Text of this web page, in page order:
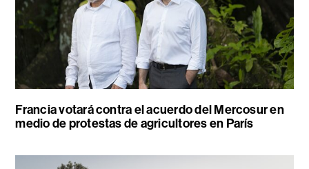
Francia votará contra el acuerdo del Mercosur en
medio de protestas de agricultores en París